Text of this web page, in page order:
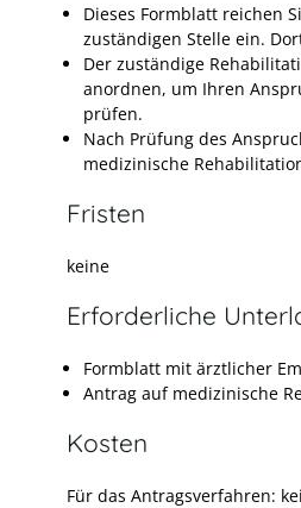
Dieses Formblatt reichen
zuständigen Stelle ein.
Der zuständige
anordnen, um Ihren
prüfen.
Nach Prüfung des
medizinische
Fristen
keine
Erforderliche
Formblatt mit ärztlicher
Antrag auf medizinische
Kosten
Für das Antragsverfahren: